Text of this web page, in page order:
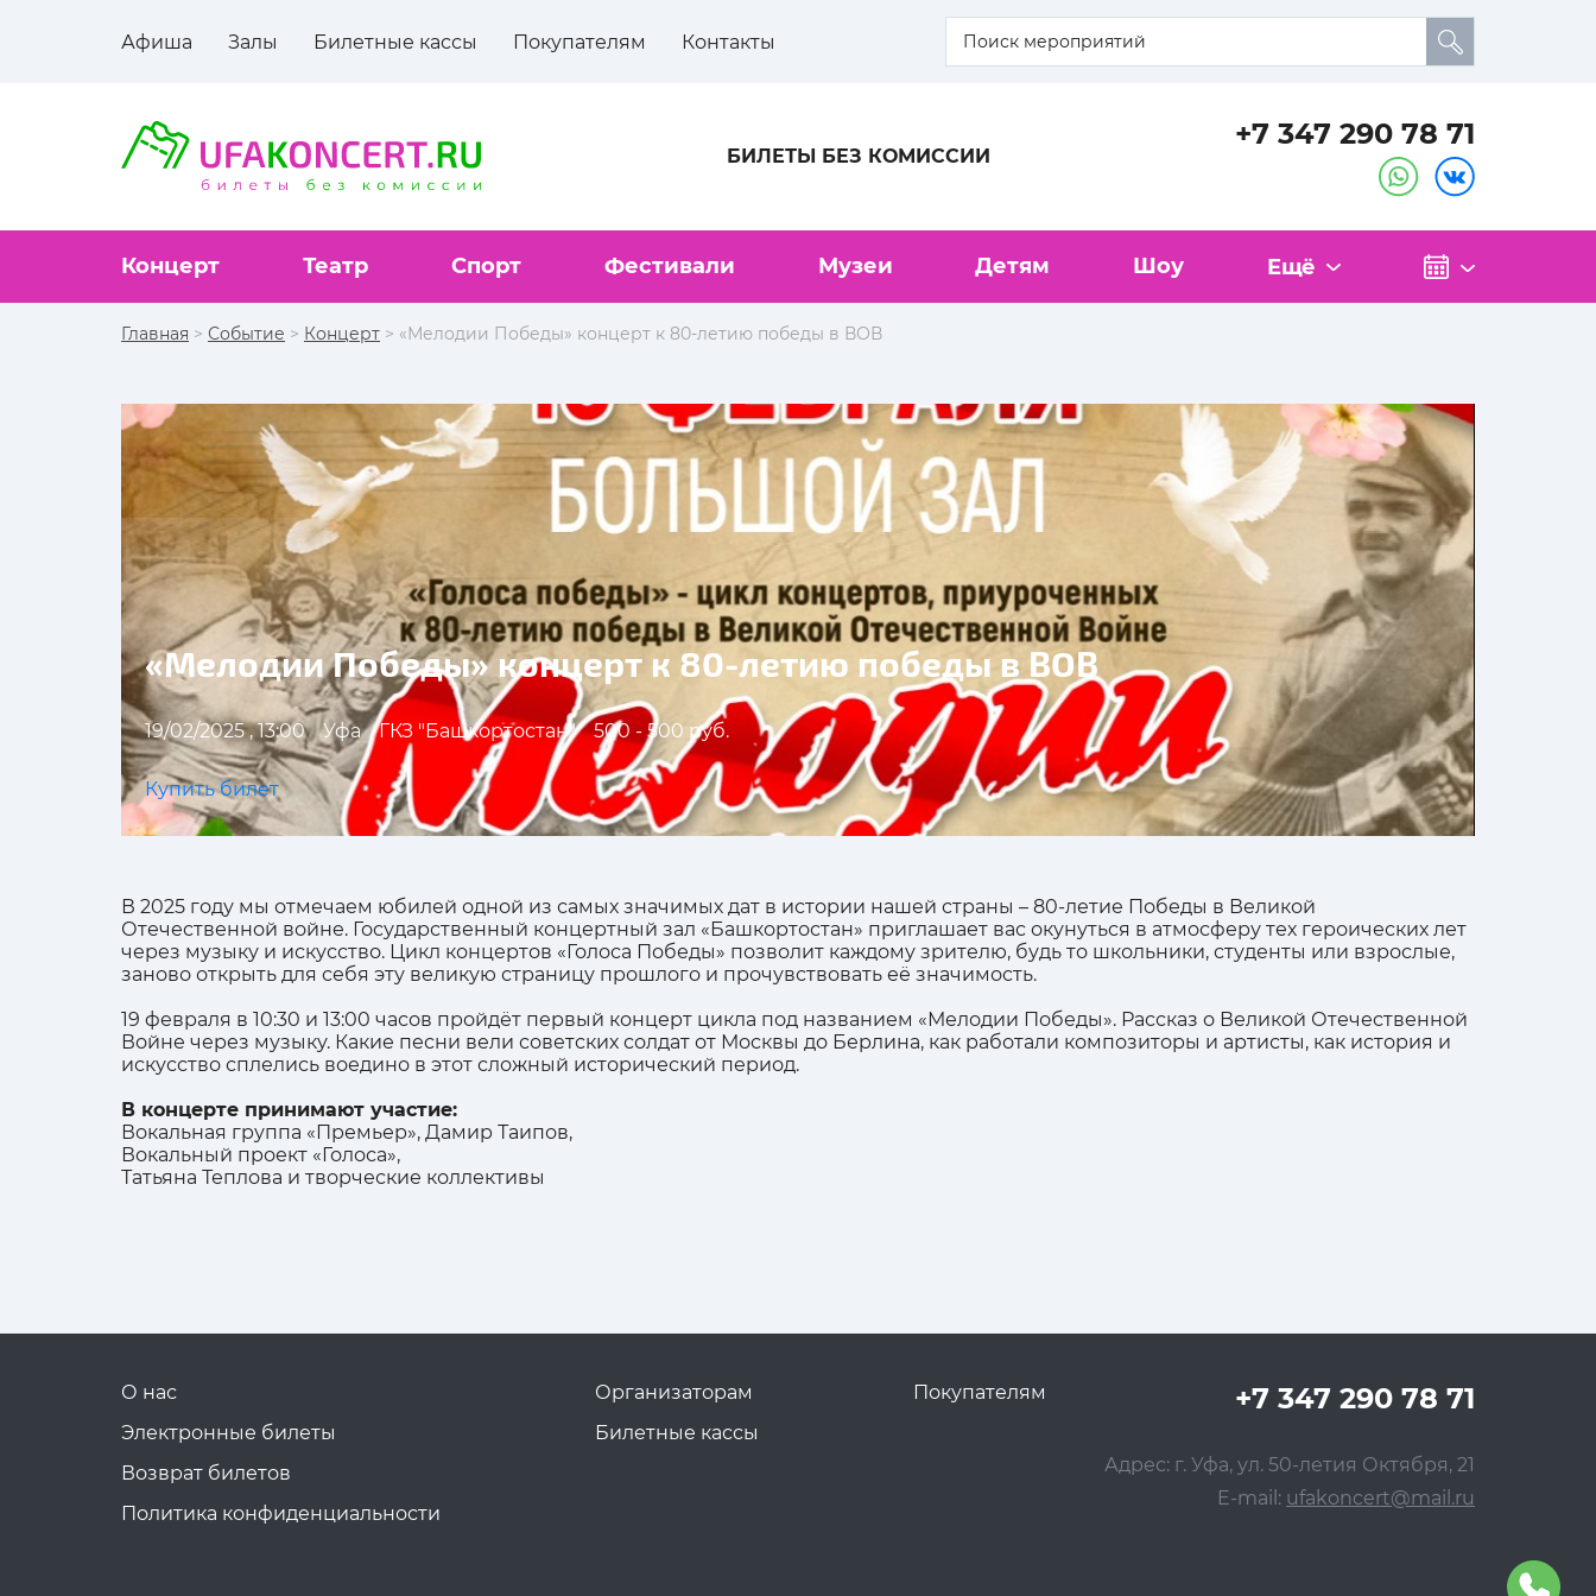
Афиша Залы Билетные кассы Покупателям Контакты
БИЛЕТЫ БЕЗ КОМИССИИ
+7 347 290 78 71
Концерт Театр Спорт Фестивали Музеи Детям Шоу Ещё
Главная > Событие > Концерт > «Мелодии Победы» концерт к 80-летию победы в ВОВ
«Мелодии Победы» концерт к 80-летию победы в ВОВ
19/02/2025 , 13:00 Уфа ГКЗ "Башкортостан" 500 - 500 руб.
Купить билет
В 2025 году мы отмечаем юбилей одной из самых значимых дат в истории нашей страны – 80-летие Победы в Великой
Отечественной войне. Государственный концертный зал «Башкортостан» приглашает вас окунуться в атмосферу тех героических лет
через музыку и искусство. Цикл концертов «Голоса Победы» позволит каждому зрителю, будь то школьники, студенты или взрослые,
заново открыть для себя эту великую страницу прошлого и прочувствовать её значимость.
19 февраля в 10:30 и 13:00 часов пройдёт первый концерт цикла под названием «Мелодии Победы». Рассказ о Великой Отечественной
Войне через музыку. Какие песни вели советских солдат от Москвы до Берлина, как работали композиторы и артисты, как история и
искусство сплелись воедино в этот сложный исторический период.
В концерте принимают участие:
Вокальная группа «Премьер», Дамир Таипов,
Вокальный проект «Голоса»,
Татьяна Теплова и творческие коллективы
О нас
Электронные билеты
Возврат билетов
Политика конфиденциальности
Организаторам
Билетные кассы
Покупателям +7 347 290 78 71
Адрес: г. Уфа, ул. 50-летия Октября, 21
E-mail: ufakoncert@mail.ru